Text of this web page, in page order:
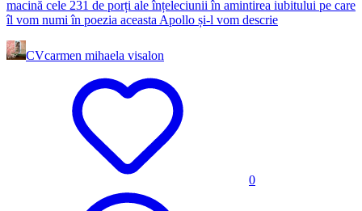
macină cele 231 de porți ale înțeleciunii în amintirea iubitului pe care
îl vom numi în poezia aceasta Apollo și-l vom descrie
CVcarmen mihaela visalon
0